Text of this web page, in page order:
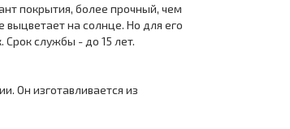
покрытия, более прочный, чем
выцветает на солнце. Но для его
Срок службы - до 15 лет.
Он изготавливается из